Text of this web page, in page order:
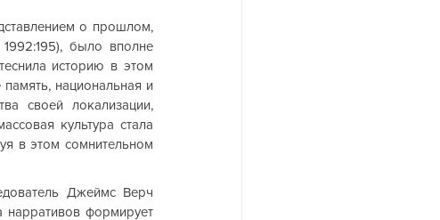
о прошлом,
было вполне
историю в этом
национальная и
своей локализации,
культура стала
в этом сомнительном
Джеймс Верч
нарративов формирует